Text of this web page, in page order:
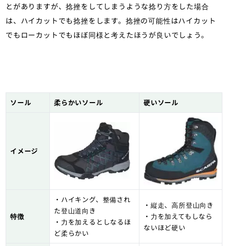
とがありますが、捻挫をしてしまうような捻り方をした場合
は、ハイカットでも捻挫をします。捻挫の可能性はハイカット
でもローカットでもほぼ同様と考えたほうが良いでしょう。
ソール 柔らかいソール 硬いソール
イメージ
特徴
・ハイキング、整備され
た登山道向き
・力を加えるとしなるほ
ど柔らかい
・縦走、高所登山向き
・力を加えてもしなら
ないほど硬い